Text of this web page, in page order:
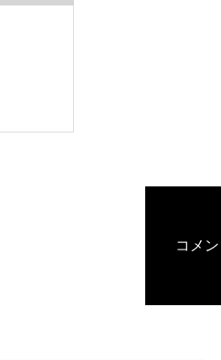
コメ